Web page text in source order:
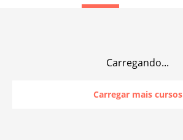
Carregando...
Carregar mais cursos